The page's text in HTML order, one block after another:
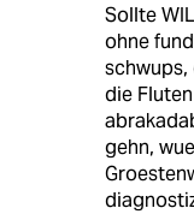
Sollte
ohne
schwups,
die
gehn,